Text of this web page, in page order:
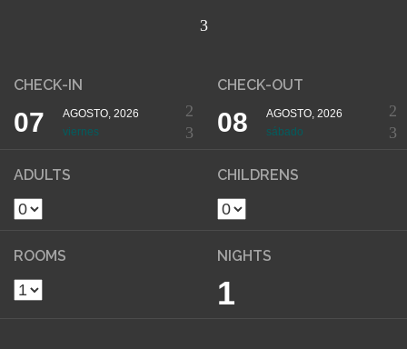
CHECK-IN
07
AGOSTO, 2026
viernes
CHECK-OUT
08
AGOSTO, 2026
sábado
ADULTS CHILDRENS
ROOMS NIGHTS
1